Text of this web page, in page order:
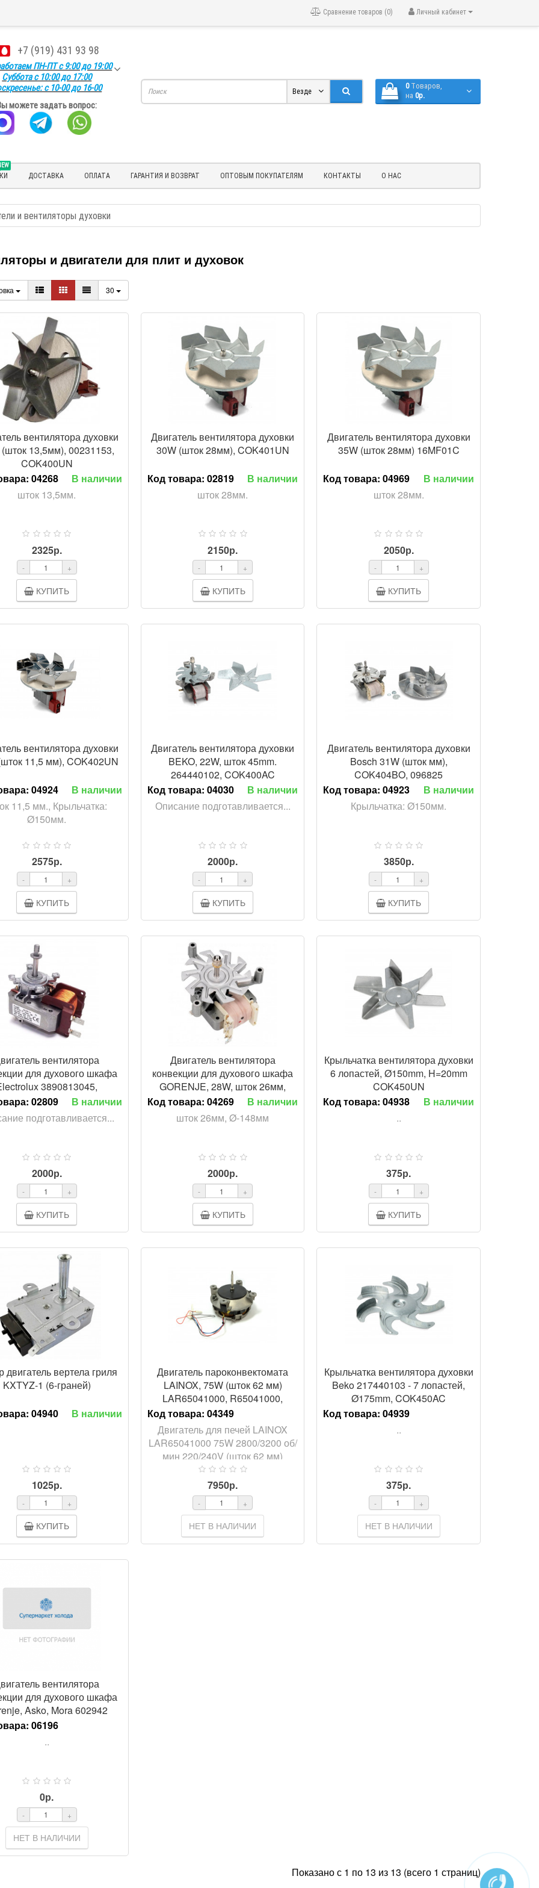
Личный кабинет
Сравнение товаров (0)
+7 (919) 431 93 98
ПН-ПТ с 9:00 до 19:00
Суббота с 10:00 до 17:00
с 10-00 до 16-00
можете задать вопрос:
0 Tоваров,
на 0р.
Везде
ДОСТАВКА ОПЛАТА ГАРАНТИЯ И ВОЗВРАТ ОПТОВЫМ ПОКУПАТЕЛЯМ КОНТАКТЫ О НАС
и вентиляторы духовки
и двигатели для плит и духовок
30
вентилятора духовки
13,5мм), 00231153,
COK400UN
04268
В наличии
шток 13,5мм.
2325р.
- +
КУПИТЬ
Двигатель вентилятора духовки
30W (шток 28мм), COK401UN
Код товара: 02819
В наличии
шток 28мм.
2150р.
- +
КУПИТЬ
Двигатель вентилятора духовки
35W (шток 28мм) 16MF01C
Код товара:04969
В наличии
шток 28мм.
2050р.
- +
КУПИТЬ
вентилятора духовки
11,5 мм), COK402UN
04924
В наличии
11,5 мм., Крыльчатка:
Ø150мм.
2575р.
- +
КУПИТЬ
Двигатель вентилятора духовки
BEKO, 22W, шток 45mm.
264440102, COK400AC
Код товара: 04030
В наличии
Описание подготавливается...
2000р.
- +
КУПИТЬ
Двигатель вентилятора духовки
Bosch 31W (шток мм),
COK404BO, 096825
Код товара:04923
В наличии
Крыльчатка: Ø150мм.
3850р.
- +
КУПИТЬ
вентилятора
для духового шкафа
3890813045,
COK400ZN
02809
В наличии
подготавливается...
2000р.
- +
КУПИТЬ
Двигатель вентилятора
конвекции для духового шкафа
GORENJE, 28W, шток 26мм,
Ø-148мм, 259397, COK400GO
Код товара: 04269
В наличии
шток 26мм, Ø-148мм
2000р.
- +
КУПИТЬ
Крыльчатка вентилятора духовки
6 лопастей, Ø150mm, H=20mm
COK450UN
Код товара:04938
В наличии
..
375р.
- +
КУПИТЬ
двигатель вертела гриля
KXTYZ-1 (6-граней)
04940 В наличии
1025р.
- +
КУПИТЬ
Двигатель пароконвектомата
LAINOX, 75W (шток 62 мм)
LAR65041000, R65041000,
LNX200UN
Код товара: 04349
Двигатель для печей LAINOX
LAR65041000 75W 2800/3200 об/
мин 220/240V (шток 62 мм)
7950р.
- +
НЕТ В НАЛИЧИИ
Крыльчатка вентилятора духовки
Beko 217440103 - 7 лопастей,
Ø175mm, COK450AC
Код товара:04939
..
375р.
- +
НЕТ В НАЛИЧИИ
вентилятора
для духового шкафа
Asko, Mora 602942
06196
..
0р.
- +
НЕТ В НАЛИЧИИ
Показано с 1 по 13 из 13 (всего 1 страниц)